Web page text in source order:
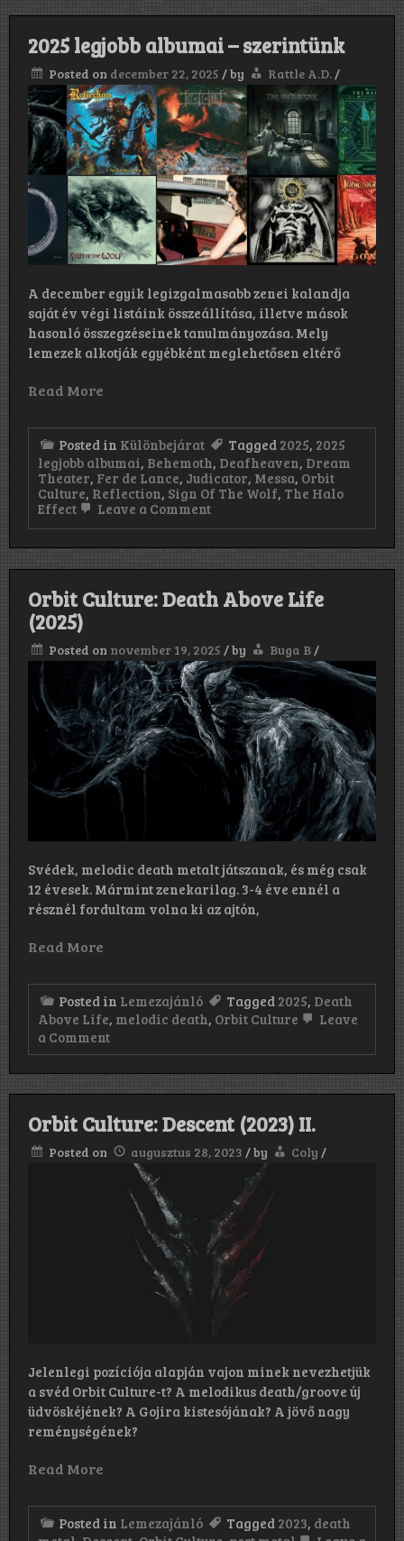
2025 legjobb albumai – szerintünk
Posted on december 22, 2025 /by Rattle A.D./
A december egyik legizgalmasabb zenei kalandja
saját év végi listáink összeállítása, illetve mások
hasonló összegzéseinek tanulmányozása. Mely
lemezek alkotják egyébként meglehetősen eltérő
Read More
Posted in Különbejárat Tagged 2025, 2025
legjobb albumai, Behemoth, Deafheaven, Dream
Theater, Fer de Lance, Judicator, Messa, Orbit
Culture, Reflection, Sign Of The Wolf, The Halo
Effect
Leave a Commenton
albumai
–
Orbit Culture: Death Above Life
(2025)
Posted on november 19, 2025 /by Buga B /
Svédek, melodic death metalt játszanak, és még csak
12 évesek. Mármint zenekarilag. 3-4 éve ennél a
résznél fordultam volna ki az ajtón,
Read More
Posted in Lemezajánló Tagged 2025, Death
Above Life, melodic death, Orbit Culture
Leave
a Commenton
Orbit
Above
Life
(2025)
Orbit Culture: Descent (2023) II.
Posted on augusztus 28, 2023 /by Coly /
Jelenlegi pozíciója alapján vajon minek nevezhetjük
a svéd Orbit Culture-t? A melodikus death/groove új
üdvöskéjének? A Gojira kistesójának? A jövő nagy
reménységének?
Read More
Posted in Lemezajánló Tagged 2023, death